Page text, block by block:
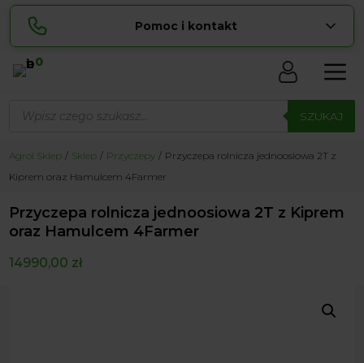
Pomoc i kontakt
Sylwia
pokaż numer
729 856 ... pokaż numer
biuro@ ... pokaż e-mail
0
produktów SZUKAJ
Agrol Sklep Sklep Przyczepy
Przyczepa rolnicza jednoosiowa 2T z
Kiprem oraz Hamulcem 4Farmer
Przyczepa rolnicza jednoosiowa 2T z Kiprem
oraz Hamulcem 4Farmer
14990,00 zł